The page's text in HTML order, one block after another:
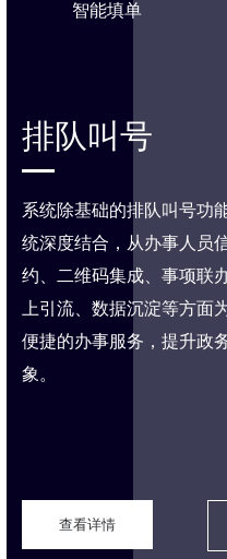
智能填单
排队叫号
系统除基础的排队叫号功
统深度结合，从办事人员
约、二维码集成、事项联
上引流、数据沉淀等方面
便捷的办事服务，提升政
象。
查看详情